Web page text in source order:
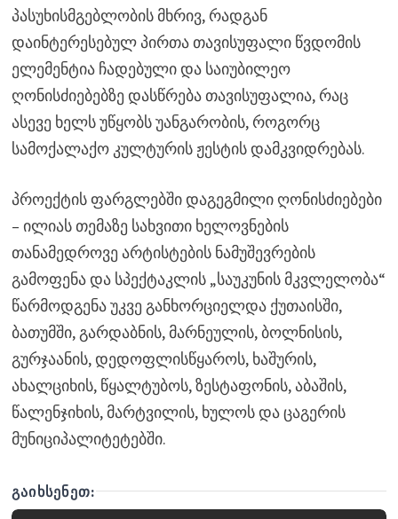
პასუხისმგებლობის მხრივ, რადგან
დაინტერესებულ პირთა თავისუფალი წვდომის
ელემენტია ჩადებული და საიუბილეო
ღონისძიებებზე დასწრება თავისუფალია, რაც
ასევე ხელს უწყობს უანგარობის, როგორც
სამოქალაქო კულტურის ჟესტის დამკვიდრებას.
პროექტის ფარგლებში დაგეგმილი ღონისძიებები
– ილიას თემაზე სახვითი ხელოვნების
თანამედროვე არტისტების ნამუშევრების
გამოფენა და სპექტაკლის „საუკუნის მკვლელობა“
წარმოდგენა უკვე განხორციელდა ქუთაისში,
ბათუმში, გარდაბნის, მარნეულის, ბოლნისის,
გურჯაანის, დედოფლისწყაროს, ხაშურის,
ახალციხის, წყალტუბოს, ზესტაფონის, აბაშის,
წალენჯიხის, მარტვილის, ხულოს და ცაგერის
მუნიციპალიტეტებში.
ᲒᲐᲘᲮᲡᲔᲜᲔᲗ: